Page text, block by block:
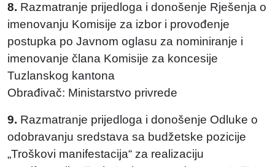
8. Razmatranje prijedloga i donošenje Rješenja o
imenovanju Komisije za izbor i provođenje
postupka po Javnom oglasu za nominiranje i
imenovanje člana Komisije za koncesije
Tuzlanskog kantona
Obrađivač: Ministarstvo privrede
9. Razmatranje prijedloga i donošenje Odluke o
odobravanju sredstava sa budžetske pozicije
„Troškovi manifestacija“ za realizaciju